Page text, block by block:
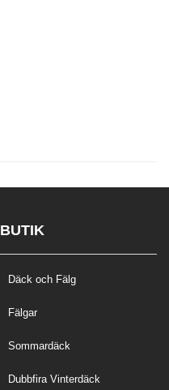
BUTIK
Däck och Fälg
Fälgar
Sommardäck
Dubbfira Vinterdäck